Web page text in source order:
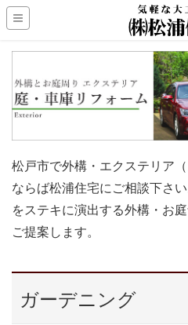
松戸市で外構・エクステリア
ならば松浦住宅にご相談下さ
をステキに演出する外構・お
ご提案します。
ガーデニング